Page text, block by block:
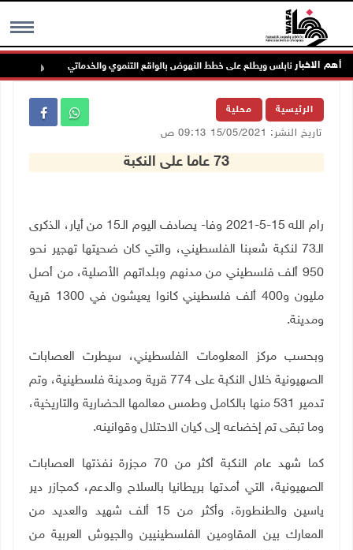
MENU أهم الاخبار
بلدي نابلس ويطلع على خطط النهوض بالواقع التنموي والخدماتي
الرئيسية محلية
تاريخ النشر: 15/05/2021 09:13 ص
73 عاما على النكبة
رام الله 15-5-2021 وفا- يصادف اليوم الـ15 من أيار، الذكرى
الـ73 لنكبة شعبنا الفلسطيني، والتي كان ضحيتها تهجير نحو
950 ألف فلسطيني من مدنهم وبلداتهم الأصلية، من أصل
مليون و400 ألف فلسطيني كانوا يعيشون في 1300 قرية
ومدينة.
وبحسب مركز المعلومات الفلسطيني، سيطرت العصابات
الصهيونية خلال النكبة على 774 قرية ومدينة فلسطينية، وتم
تدمير 531 منها بالكامل وطمس معالمها الحضارية والتاريخية،
وما تبقى تم إخضاعه إلى كيان الاحتلال وقوانينه.
كما شهد عام النكبة أكثر من 70 مجزرة نفذتها العصابات
الصهيونية، التي أمدتها بريطانيا بالسلاح والدعم، كمجازر دير
ياسين والطنطورة، وأكثر من 15 ألف شهيد والعديد من
المعارك بين المقاومين الفلسطينيين والجيوش العربية من